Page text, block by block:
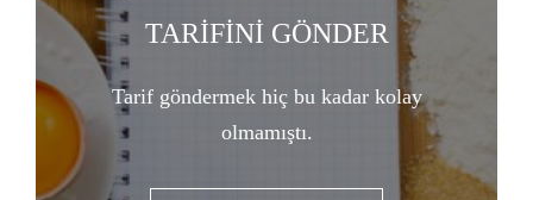
TARİFİNİ GÖNDER
Tarif göndermek hiç bu kadar kolay
olmamıştı.